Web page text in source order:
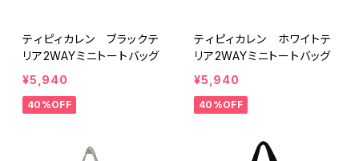
ティピィカレン ブラックテ
リア2WAYミニトートバッグ
¥5,940
40%OFF
ティピィカレン ホワイトテ
リア2WAYミニトートバッグ
¥5,940
40%OFF